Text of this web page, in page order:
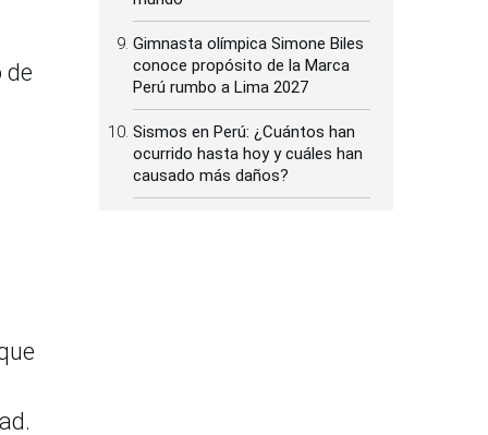
de
Gimnasta olímpica Simone Biles
conoce propósito de la Marca
Perú rumbo a Lima 2027
Sismos en Perú: ¿Cuántos han
ocurrido hasta hoy y cuáles han
causado más daños?